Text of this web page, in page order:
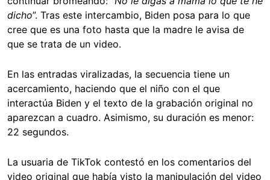
dicho”. Tras este intercambio, Biden posa para lo que
cree que es una foto hasta que la madre le avisa de
que se trata de un video.
En las entradas viralizadas, la secuencia tiene un
acercamiento, haciendo que el niño con el que
interactúa Biden y el texto de la grabación original no
aparezcan a cuadro. Asimismo, su duración es menor:
22 segundos.
La usuaria de TikTok contestó en los comentarios del
video original que había visto la manipulación del video